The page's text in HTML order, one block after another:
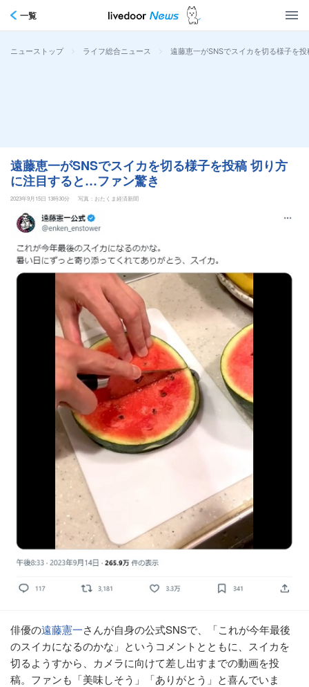
一覧
ニューストップ > ライフ総合ニュース > 遠藤恵一がSNSでスイカを切る様子を
遠藤恵一がSNSでスイカを切る様子を投稿 切り方
に注目すると…ファン驚き
2023年9月15日 13時30分 写真：おたくま経済新聞
俳優の遠藤憲一さんが自身の公式SNSで、「これが今年最後
のスイカになるのかな」というコメントとともに、スイカを
切るようすから、カメラに向けて差し出すまでの動画を投
稿。ファンも「美味しそう」「ありがとう」と喜んでいま